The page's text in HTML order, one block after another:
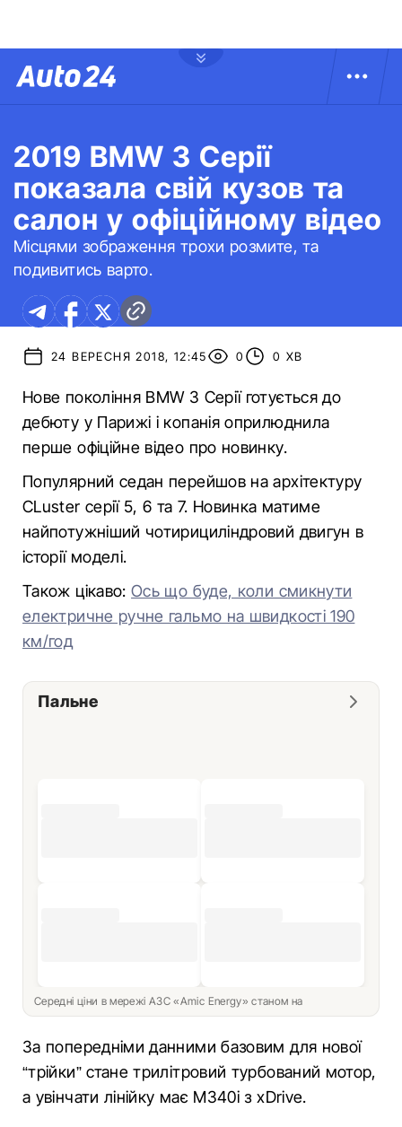
2019 BMW 3 Серії
показала свій кузов та
салон у офіційному відео
Місцями зображення трохи розмите, та
подивитись варто.
24 ВЕРЕСНЯ 2018, 12:45 0 0 ХВ
Нове покоління BMW 3 Серії готується до
дебюту у Парижі і копанія оприлюднила
перше офіційне відео про новинку.
Популярний седан перейшов на архітектуру
CLuster серії 5, 6 та 7. Новинка матиме
найпотужніший чотирициліндровий двигун в
історії моделі.
Також цікаво:Ось що буде, коли смикнути
електричне ручне гальмо на швидкості 190
км/год
Пальне
Середні ціни в мережі АЗС «Amic Energy» станом на
За попередніми данними базовим для нової
“трійки” стане трилітровий турбований мотор,
а увінчати лінійку має M340i з xDrive.